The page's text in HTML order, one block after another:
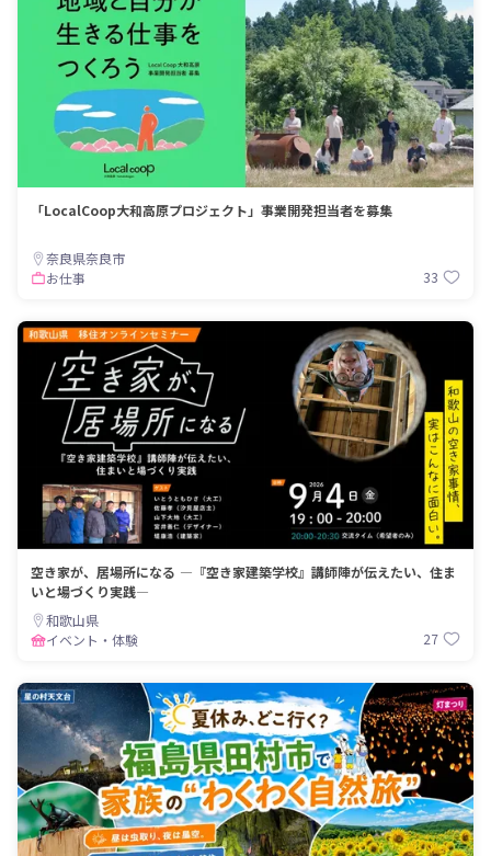
「LocalCoop大和高原プロジェクト」事業開発担当者を募集
奈良県奈良市
お仕事
33
空き家が、居場所になる ―『空き家建築学校』講師陣が伝えたい、住ま
いと場づくり実践―
和歌山県
イベント・体験
27